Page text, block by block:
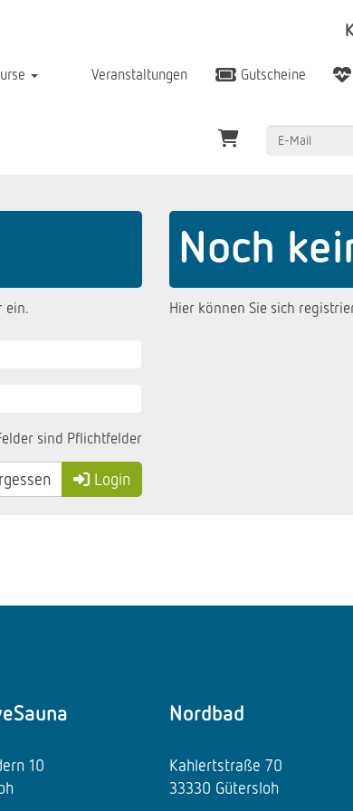
Veranstaltungen Gutscheine
ein.
sind Pflichtfelder
Login
Noch
Hier können Sie sich
10
Nordbad
Kahlertstraße 70
33330 Gütersloh